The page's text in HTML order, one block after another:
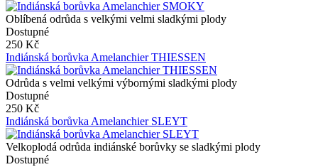
Oblíbená odrůda s velkými velmi sladkými plody
Dostupné
250 Kč
Indiánská borůvka Amelanchier THIESSEN
Odrůda s velmi velkými výbornými sladkými plody
Dostupné
250 Kč
Indiánská borůvka Amelanchier SLEYT
Velkoplodá odrůda indiánské borůvky se sladkými plody
Dostupné